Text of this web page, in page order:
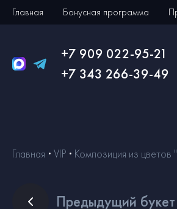
Главная Бонусная программа
+7 909 022-95-21
+7 343 266-39-49
Главная VIP Композиция из цветов
Предыдущий букет